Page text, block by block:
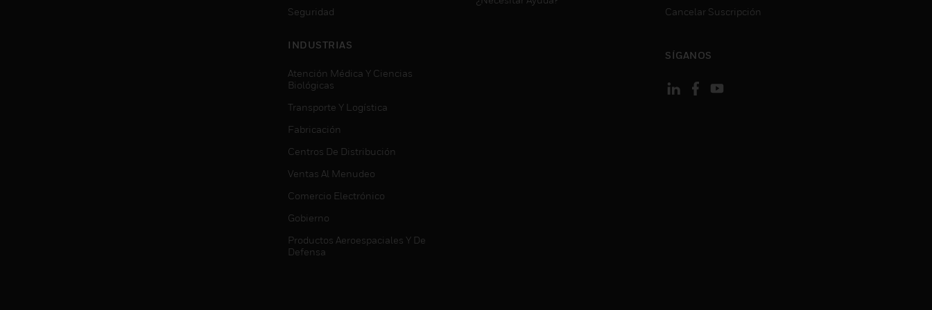
Seguridad
INDUSTRIAS
Atención Médica Y Ciencias
Biológicas
Transporte Y Logística
Fabricación
Centros De Distribución
Ventas Al Menudeo
Comercio Electrónico
Gobierno
Productos Aeroespaciales Y De
Defensa
Cancelar Suscripción
SÍGANOS